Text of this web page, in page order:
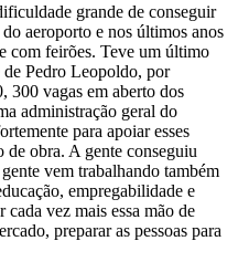
grande de conseguir
aeroporto e nos últimos anos
com feirões. Teve um último
de Pedro Leopoldo, por
300 vagas em aberto dos
administração geral do
para apoiar esses
de obra. A gente conseguiu
vem trabalhando também
empregabilidade e
vez mais essa mão de
preparar as pessoas para